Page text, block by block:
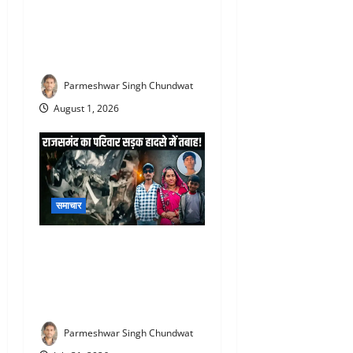
Parmeshwar Singh Chundwat
August 1, 2026
समाचार
Parmeshwar Singh Chundwat